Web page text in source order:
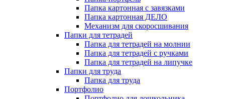
Папка картонная с завязками
Папка картонная ДЕЛО
Механизм для скоросшивания
Папки для тетрадей
Папка для тетрадей на молнии
Папка для тетрадей с ручками
Папка для тетрадей на липучке
Папки для труда
Папка для труда
Портфолио